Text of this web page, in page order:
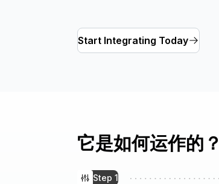
Start Integrating Today
它是如何运作的？
Step 1